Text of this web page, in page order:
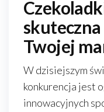
Twojej
W dzisiejszym
konkurencja jest
innowacyjnych